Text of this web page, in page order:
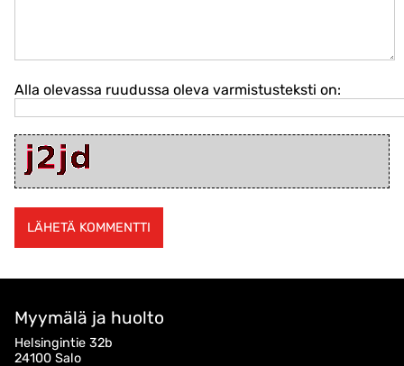
Alla olevassa ruudussa oleva varmistusteksti on:
Myymälä ja huolto
Helsingintie 32b
24100 Salo